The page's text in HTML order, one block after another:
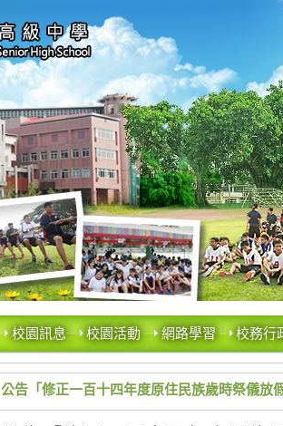
校園訊息 校園活動 網路學習 校務行
公告「修正一百十四年度原住民族歲時祭儀放